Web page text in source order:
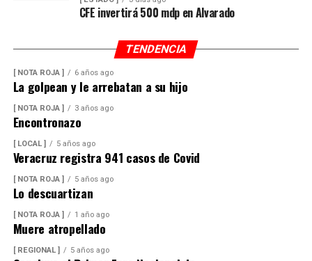
fuente de empleo y desarrollo económico para
comunidades rurales de ambas entidades.
CFE invertirá 500 mdp en Alvarado
TENDENCIA
[ NOTA ROJA ] 6 años ago
La golpean y le arrebatan a su hijo
[ NOTA ROJA ] 3 años ago
Encontronazo
[ LOCAL ] 5 años ago
Veracruz registra 941 casos de Covid
[ NOTA ROJA ] 5 años ago
Lo descuartizan
[ NOTA ROJA ] 1 año ago
Muere atropellado
[ REGIONAL ] 5 años ago